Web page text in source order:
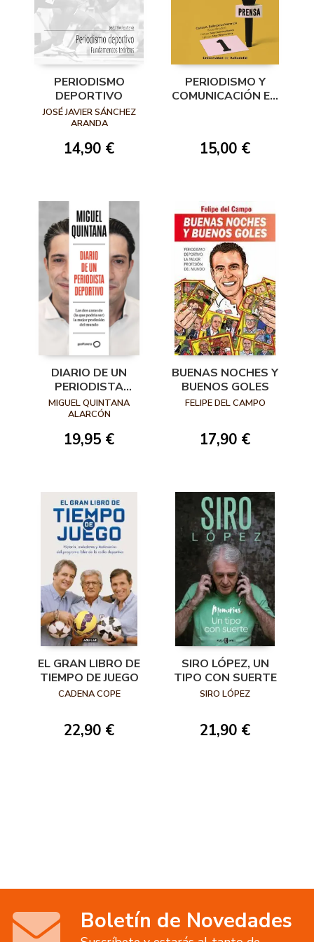
PERIODISMO
DEPORTIVO
JOSÉ JAVIER SÁNCHEZ
ARANDA
14,90 €
PERIODISMO Y
COMUNICACIÓN EN
15,00 €
DIARIO DE UN
PERIODISTA
DEPORTIVO
MIGUEL QUINTANA
ALARCÓN
19,95 €
BUENAS NOCHES Y
BUENOS GOLES
FELIPE DEL CAMPO
17,90 €
EL GRAN LIBRO DE
TIEMPO DE JUEGO
CADENA COPE
22,90 €
SIRO LÓPEZ, UN
TIPO CON SUERTE
SIRO LÓPEZ
21,90 €
Boletín de Novedades